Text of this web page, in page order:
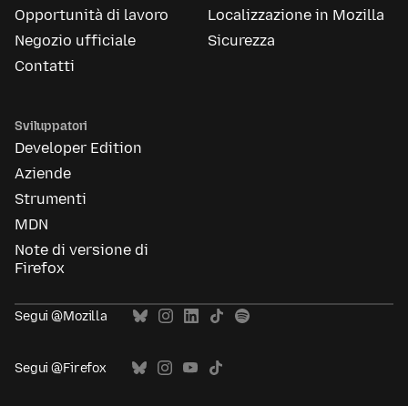
Opportunità di lavoro
Negozio ufficiale
Contatti
Localizzazione in Mozilla
Sicurezza
Sviluppatori
Developer Edition
Aziende
Strumenti
MDN
Note di versione di
Firefox
Segui @Mozilla
Segui @Firefox